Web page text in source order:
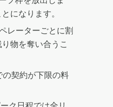
になります。
レーターごとに割
物を奪い合うこ
契約が下限の料